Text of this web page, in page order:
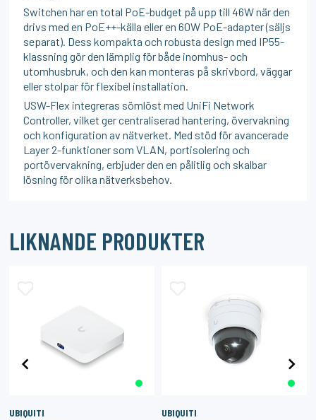
Switchen har en total PoE-budget på upp till 46W när den
drivs med en PoE++-källa eller en 60W PoE-adapter (säljs
separat). Dess kompakta och robusta design med IP55-
klassning gör den lämplig för både inomhus- och
utomhusbruk, och den kan monteras på skrivbord, väggar
eller stolpar för flexibel installation.
USW-Flex integreras sömlöst med UniFi Network
Controller, vilket ger centraliserad hantering, övervakning
och konfiguration av nätverket. Med stöd för avancerade
Layer 2-funktioner som VLAN, portisolering och
portövervakning, erbjuder den en pålitlig och skalbar
lösning för olika nätverksbehov.
LIKNANDE PRODUKTER
UBIQUITI UBIQUITI